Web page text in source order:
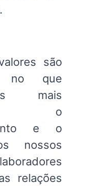
são
no que
mais
o
e o
nossos
relações